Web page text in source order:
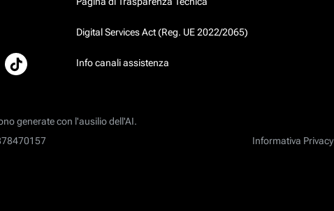
Digital Services Act (Reg. UE 2022/2065)
Info canali assistenza
generate con l'ausilio dell'AI.
Informativa Privacy